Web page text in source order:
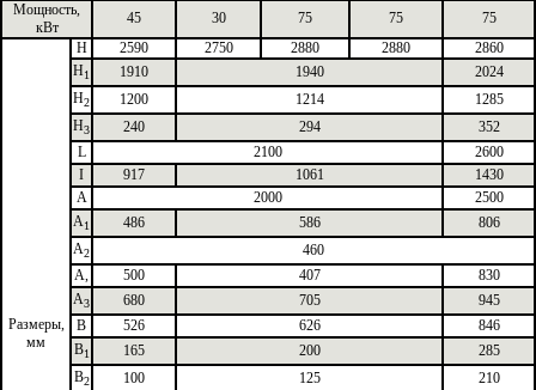
Мощность,
кВт
45 30 75 75 75
Размеры,
мм
H 2590 2750 2880 2880
2860
H1 1910 1940
2024
H2 1200 1214
1285
H3 240 294
352
L
2100
2600
I
917 1061
1430
А
2000
2500
А1 486 586
806
А2
460
А,
500 407
830
А3 680 705
945
B
526 626
846
B1 165 200
285
B2 100 125
210